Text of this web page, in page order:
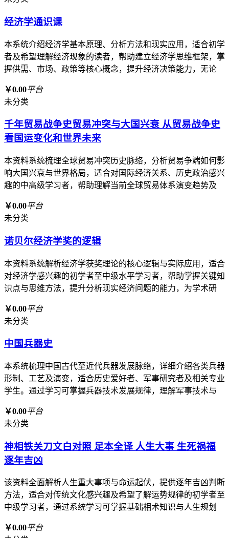
经济学通识课
本系统介绍经济学基本原理、分析方法和现实应用，适合初学
者及希望理解经济现象的读者，帮助建立经济学思维框架，掌
握供需、市场、政策等核心概念，提升经济决策能力，无论
￥0.00平台
未分类
千年贸易战争史贸易冲突与大国兴衰 从贸易战争史
看国运变化和世界未来
本资料系统梳理全球贸易冲突历史脉络，分析贸易争端如何影
响大国兴衰与世界格局，适合对国际经济关系、历史政治感兴
趣的中高级学习者，帮助理解当前全球贸易体系演变趋势及
￥0.00平台
未分类
诺贝尔经济学奖的逻辑
本资料系统解析经济学获奖理论的核心逻辑与实际应用，适合
对经济学感兴趣的初学者至中级水平学习者，帮助掌握关键知
识点与思维方法，提升分析现实经济问题的能力，为学术研
￥0.00平台
未分类
中国兵器史
本系统梳理中国古代至近代兵器发展脉络，详细介绍各类兵器
形制、工艺及演变，适合历史爱好者、军事研究者及相关专业
学生。通过学习可掌握兵器技术发展规律，理解军事技术与
￥0.00平台
未分类
神相铁关刀文白对照 足本全译 人生大事 生死祸福
逐年吉凶
该资料全面解析人生重大事项与命运起伏，提供逐年吉凶判断
方法，适合对传统文化感兴趣及希望了解运势规律的初学者至
中级学习者，通过系统学习可掌握基础相术知识与人生规划
￥0.00平台